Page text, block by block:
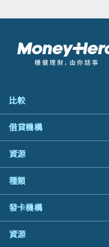
比較
私人貸款比較
稅季/稅務貸款
網上貸款
結餘轉戶(清卡數貸款)
銀行貸款
財務公司貸款
免TU貸款
借貸機構
BEA 東亞銀行
BOC 中國銀行
Cashing Pro 優尚信貸
CCB(Asia) 中國建設銀行 (
Citibank 花旗銀行
CNCBI 信銀國際
資源
如何申請個人貸款
如何管理個人貸款
個人貸款有用資訊
清卡數貸款教學
循環貸款教學
種類
網購優惠
精選外幣網購信用卡
尊尚信用卡
發卡機構
Citibank花旗銀行
資源